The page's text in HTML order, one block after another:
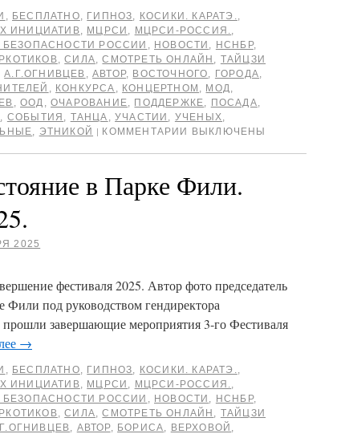
, БЕСПЛАТНО, ГИПНОЗ, КОСИКИ. КАРАТЭ.,
ИНИЦИАТИВ, МЦРСИ , МЦРСИ-РОССИЯ.,
РОССИИ , НОВОСТИ , НСНБР,
,СИЛА,СМОТРЕТЬ ОНЛАЙН , ТАЙЦЗИ
А.Г.ОГНИВЦЕВ ,АВТОР, ВОСТОЧНОГО, ГОРОДА,
, КОНКУРСА , КОНЦЕРТНОМ , МОД,
,ООД ,ОЧАРОВАНИЕ, ПОДДЕРЖКЕ, ПОСАДА,
, СОБЫТИЯ , ТАНЦА ,УЧАСТИИ , УЧЕНЫХ,
, ЭТНИКОЙ | КОММЕНТАРИИ ВЫКЛЮЧЕНЫ
в Парке Фили.
2025
фестиваля 2025. Автор фото председатель
под руководством гендиректора
завершающие мероприятия 3-го Фестиваля
→
, БЕСПЛАТНО, ГИПНОЗ, КОСИКИ. КАРАТЭ.,
ИНИЦИАТИВ, МЦРСИ , МЦРСИ-РОССИЯ.,
РОССИИ , НОВОСТИ , НСНБР,
,СИЛА,СМОТРЕТЬ ОНЛАЙН , ТАЙЦЗИ
, АВТОР, БОРИСА, ВЕРХОВОЙ ,